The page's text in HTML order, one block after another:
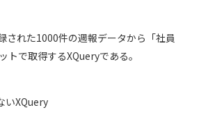
された1000件の週報データから「社員
トで取得するXQueryである。
いXQuery